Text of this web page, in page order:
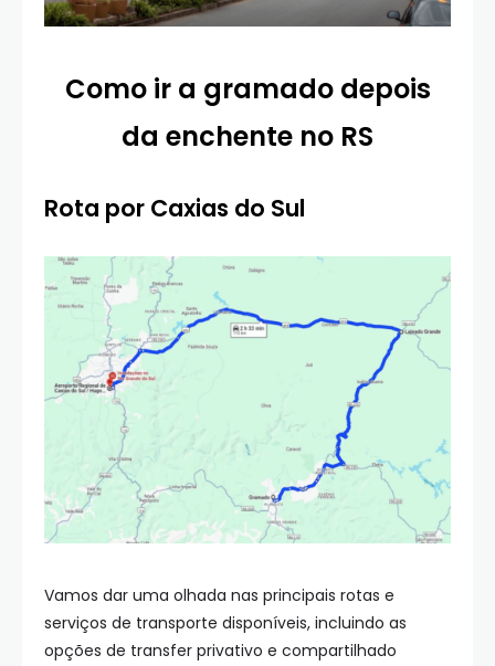
Como ir a gramado depois
da enchente no RS
Rota por Caxias do Sul
Vamos dar uma olhada nas principais rotas e
serviços de transporte disponíveis, incluindo as
opções de transfer privativo e compartilhado